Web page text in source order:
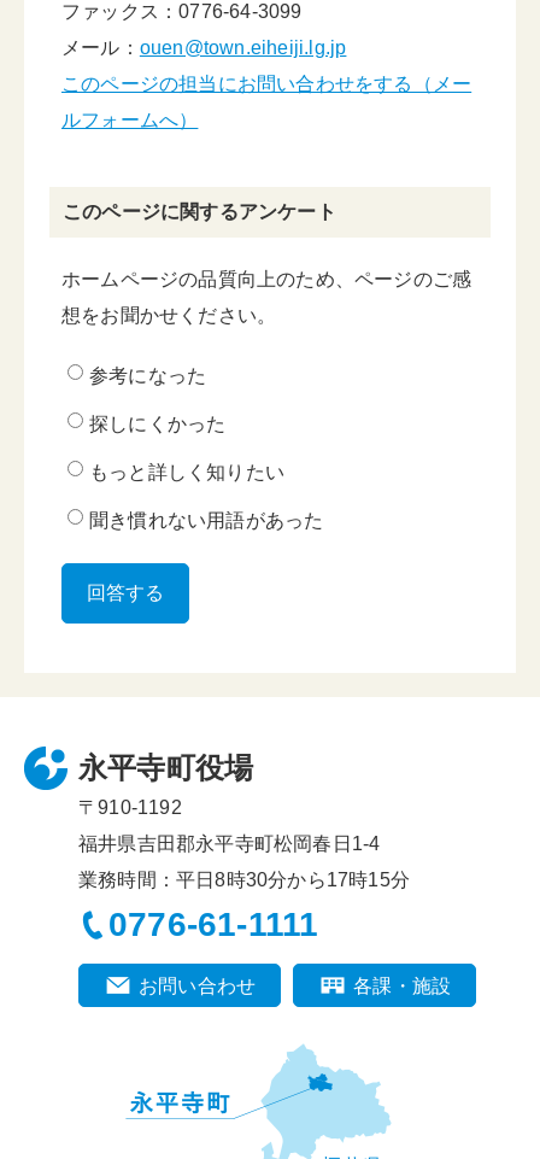
ファックス：0776-64-3099
メール： ouen@town.eiheiji.lg.jp
このページの担当にお問い合わせをする（メー
ルフォームへ）
このページに関するアンケート
ホームページの品質向上のため、ページのご感
想をお聞かせください。
参考になった
探しにくかった
もっと詳しく知りたい
聞き慣れない用語があった
永平寺町役場
〒910-1192
福井県吉田郡永平寺町松岡春日1-4
業務時間：平日8時30分から17時15分
0776-61-1111
お問い合わせ 各課・施設